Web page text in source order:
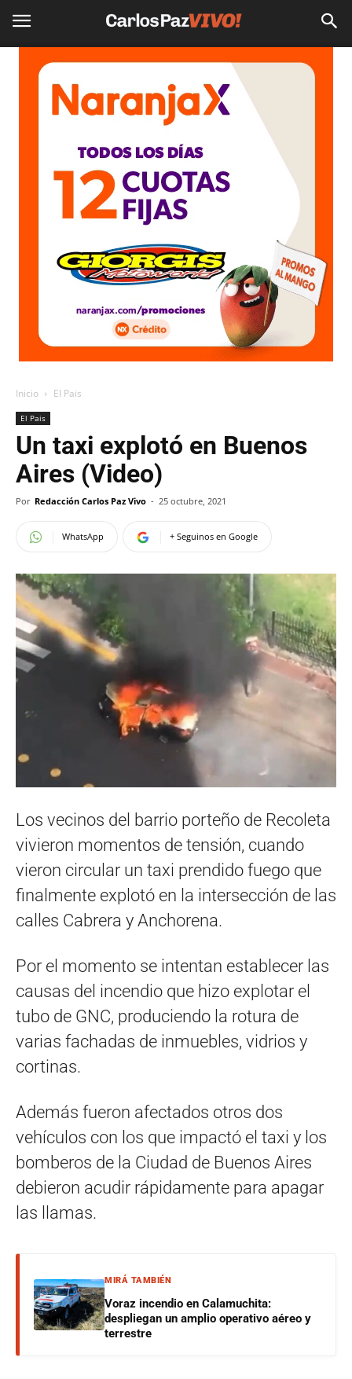
Inicio El Pais
El Pais
Un taxi explotó en Buenos
Aires (Video)
Por Redacción Carlos Paz Vivo - 25 octubre, 2021
WhatsApp + Seguinos en Google
Los vecinos del barrio porteño de Recoleta
vivieron momentos de tensión, cuando
vieron circular un taxi prendido fuego que
finalmente explotó en la intersección de las
calles Cabrera y Anchorena.
Por el momento se intentan establecer las
causas del incendio que hizo explotar el
tubo de GNC, produciendo la rotura de
varias fachadas de inmuebles, vidrios y
cortinas.
Además fueron afectados otros dos
vehículos con los que impactó el taxi y los
bomberos de la Ciudad de Buenos Aires
debieron acudir rápidamente para apagar
las llamas.
MIRÁ TAMBIÉN
Voraz incendio en Calamuchita:
despliegan un amplio operativo aéreo y
terrestre